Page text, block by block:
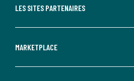
LES SITES PARTENAIRES
MARKETPLACE